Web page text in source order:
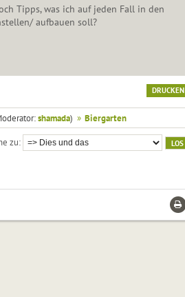
Tipps, was ich auf jeden Fall in den
aufbauen soll?
DRUCKEN
shamada) » Biergarten
zu